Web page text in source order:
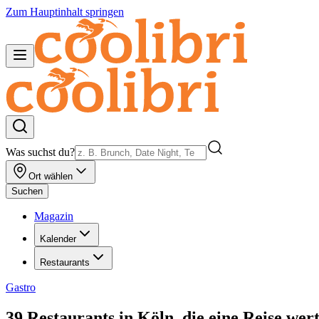
Zum Hauptinhalt springen
Was suchst du?
Ort wählen
Suchen
Magazin
Kalender
Restaurants
Gastro